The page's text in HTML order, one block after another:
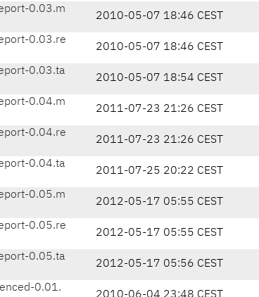
0.03.m
2010-05-07 18:46 CEST
0.03.re
2010-05-07 18:46 CEST
0.03.ta
2010-05-07 18:54 CEST
0.04.m
2011-07-23 21:26 CEST
0.04.re
2011-07-23 21:26 CEST
0.04.ta
2011-07-25 20:22 CEST
0.05.m
2012-05-17 05:55 CEST
0.05.re
2012-05-17 05:55 CEST
0.05.ta
2012-05-17 05:56 CEST
0.01.